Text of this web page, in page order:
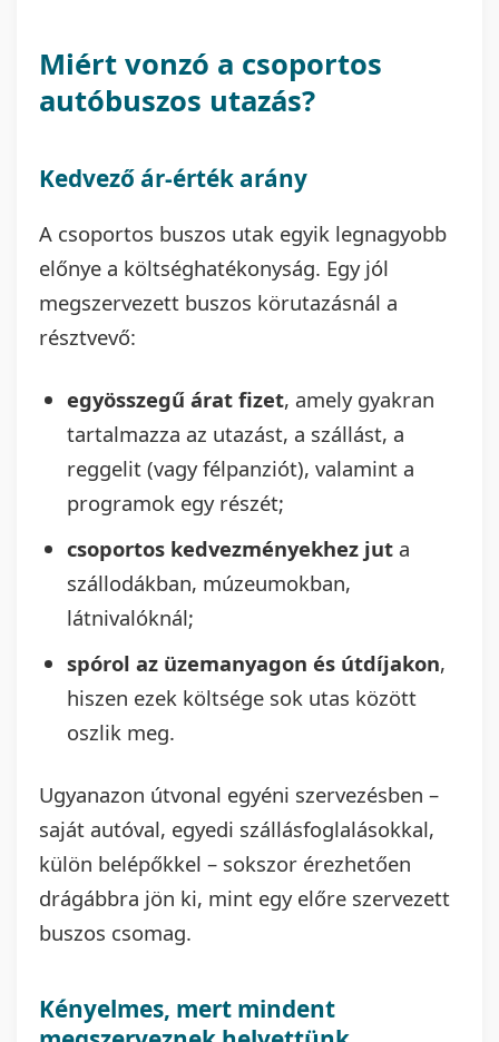
Miért vonzó a csoportos
autóbuszos utazás?
Kedvező ár-érték arány
A csoportos buszos utak egyik legnagyobb
előnye a költséghatékonyság. Egy jól
megszervezett buszos körutazásnál a
résztvevő:
egyösszegű árat fizet, amely gyakran
tartalmazza az utazást, a szállást, a
reggelit (vagy félpanziót), valamint a
programok egy részét;
csoportos kedvezményekhez jut a
szállodákban, múzeumokban,
látnivalóknál;
spórol az üzemanyagon és útdíjakon,
hiszen ezek költsége sok utas között
oszlik meg.
Ugyanazon útvonal egyéni szervezésben –
saját autóval, egyedi szállásfoglalásokkal,
külön belépőkkel – sokszor érezhetően
drágábbra jön ki, mint egy előre szervezett
buszos csomag.
Kényelmes, mert mindent